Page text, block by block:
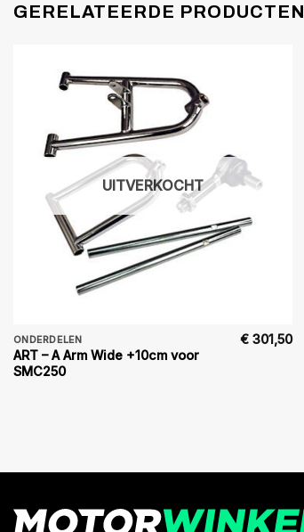
GERELATEERDE PRODUCTEN
UITVERKOCHT
ONDERDELEN
ART – A Arm Wide +10cm voor
SMC250
€301,50